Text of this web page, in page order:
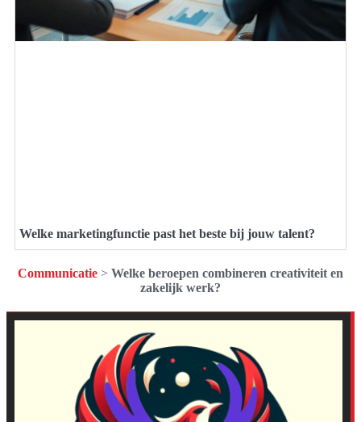
Welke marketingfunctie past het beste bij jouw talent?
Communicatie > Welke beroepen combineren creativiteit en
zakelijk werk?